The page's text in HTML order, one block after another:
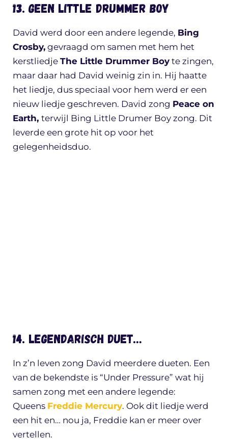
13. Geen Little Drummer Boy
David werd door een andere legende, Bing
Crosby, gevraagd om samen met hem het
kerstliedje The Little Drummer Boy te zingen,
maar daar had David weinig zin in. Hij haatte
het liedje, dus speciaal voor hem werd er een
nieuw liedje geschreven. David zong Peace on
Earth, terwijl Bing Little Drumer Boy zong. Dit
leverde een grote hit op voor het
gelegenheidsduo.
14. Legendarisch duet…
In z’n leven zong David meerdere dueten. Een
van de bekendste is “Under Pressure” wat hij
samen zong met een andere legende:
Queens Freddie Mercury. Ook dit liedje werd
een hit en… nou ja, Freddie kan er meer over
vertellen.